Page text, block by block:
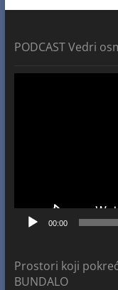
PODCAST Vedri
00:00
Prostori koji
BUNDALO